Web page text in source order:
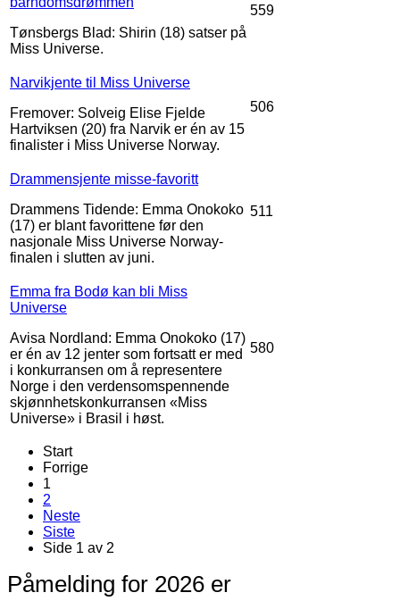
Tønsbergs Blad: Shirin (18) satser på
Miss Universe.
559
Narvikjente til Miss Universe
Fremover: Solveig Elise Fjelde
Hartviksen (20) fra Narvik er én av 15
finalister i Miss Universe Norway.
506
Drammensjente misse-favoritt
Drammens Tidende: Emma Onokoko
(17) er blant favorittene før den
nasjonale Miss Universe Norway-
finalen i slutten av juni.
511
Emma fra Bodø kan bli Miss
Universe
Avisa Nordland: Emma Onokoko (17)
er én av 12 jenter som fortsatt er med
i konkurransen om å representere
Norge i den verdensomspennende
skjønnhetskonkurransen «Miss
Universe» i Brasil i høst.
580
Start
Forrige
1
2
Neste
Siste
Side 1 av 2
Påmelding for 2026 er